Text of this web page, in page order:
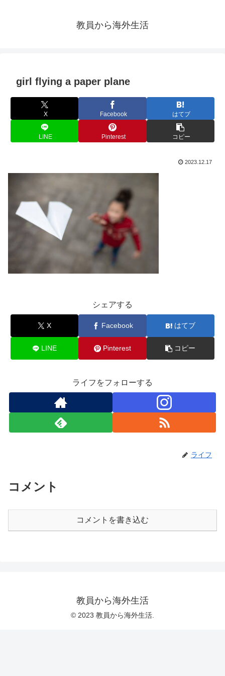
教員から海外生活
girl flying a paper plane
X Facebook はてブ
LINE Pinterest コピー
2023.12.17
シェアする
X Facebook はてブ
LINE Pinterest コピー
ライフをフォローする
ライフ
コメント
コメントを書き込む
教員から海外生活
© 2023 教員から海外生活.